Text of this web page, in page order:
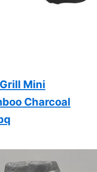
Mini
Charcoal